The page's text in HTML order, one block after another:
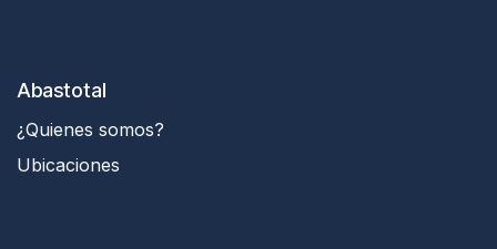
Abastotal
¿Quienes somos?
Ubicaciones